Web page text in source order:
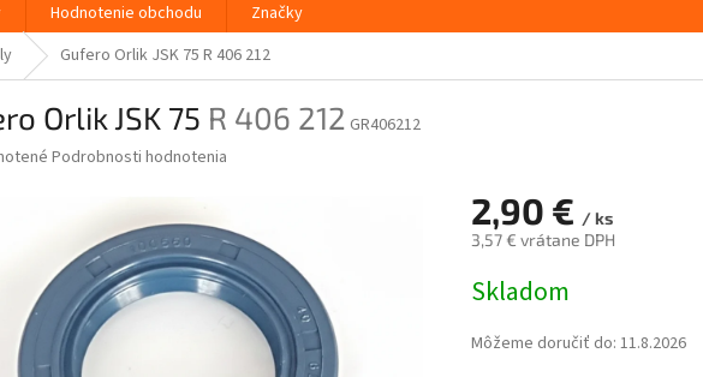
Hodnotenie obchodu
Značky
Gufero Orlik JSK 75 R 406 212
Orlik JSK 75 R 406 212 GR406212
Podrobnosti hodnotenia
2,90 € / ks
3,57 € vrátane DPH
cena:
Skladom
Môžeme doručiť do: 11.8.2026